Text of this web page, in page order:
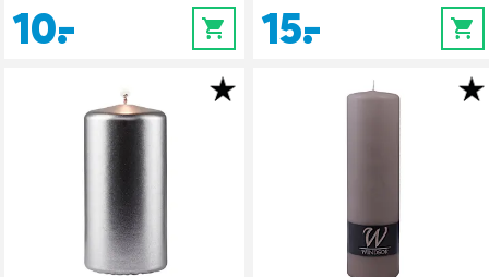
10,- 0 15,- 0